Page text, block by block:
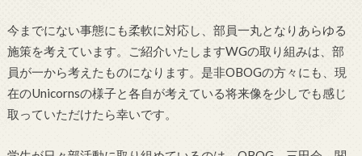
今までにない事態にも柔軟に対応し、部員一丸となりあらゆる
施策を考えています。ご紹介いたしますWGの取り組みは、部
員が一から考えたものになります。是非OBOGの方々にも、現
在のUnicornsの様子と各自が考えている将来像を少しでも感じ
取っていただけたら幸いです。